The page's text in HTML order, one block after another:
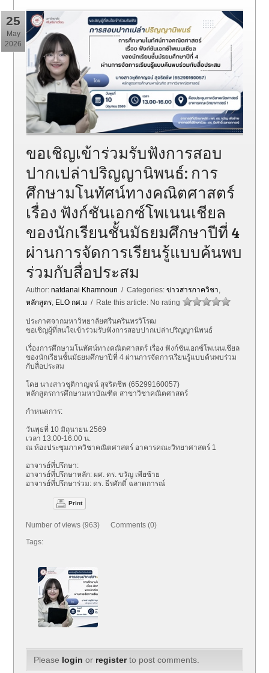
25
May
2026
ขอเชิญเข้าร่วมรับฟังการสอบ
ปากเปล่าปริญญานิพนธ์: การ
ศึกษามโนทัศน์ทางคณิตศาสตร์
เรื่อง ฟังก์ชันเอกซ์โพเนนเชียล
ของนักเรียนชั้นมัธยมศึกษาปีที่ 4
ผ่านการจัดการเรียนรู้แบบค้นพบ
ร่วมกับสื่อประสม
Author:natdanai Khamnoun / Categories:ข่าวสารภาควิชา,
หลักสูตร, ELO กศ.ม / Rate this article: No rating
ประกาศจากมหาวิทยาลัยศรีนครินทรวิโรฒ
ขอเชิญผู้ที่สนใจเข้าร่วมรับฟังการสอบปากเปล่าปริญญานิพนธ์
เรื่องการศึกษามโนทัศน์ทางคณิตศาสตร์ เรื่อง ฟังก์ชันเอกซ์โพเนนเชียล
ของนักเรียนชั้นมัธยมศึกษาปีที่ 4 ผ่านการจัดการเรียนรู้แบบค้นพบร่วม
กับสื่อประสม
โดย นางสาวชุติกาญจน์ สุจริตชีพ (65299160057)
หลักสูตรการศึกษามหาบัณฑิต สาขาวิชาคณิตศาสตร์
กำหนดการ:
วันพุธที่ 10 มิถุนายน 2569
เวลา 13.00-16.00 น.
ณ ห้องประชุมภาควิชาคณิตศาสตร์ อาคารคณะวิทยาศาสตร์ 1
อาจารย์ที่ปรึกษา:
อาจารย์ที่ปรึกษาหลัก: ผศ. ดร. ขวัญ เพียซ้าย
อาจารย์ที่ปรึกษาร่วม: ดร. ธีรศักดิ์ ฉลาดการณ์
Print
Number of views (963) Comments (0)
Tags:
Please login or registerto post comments.